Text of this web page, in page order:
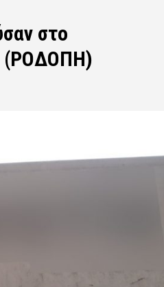
στο
(ΡΟΔΟΠΗ)